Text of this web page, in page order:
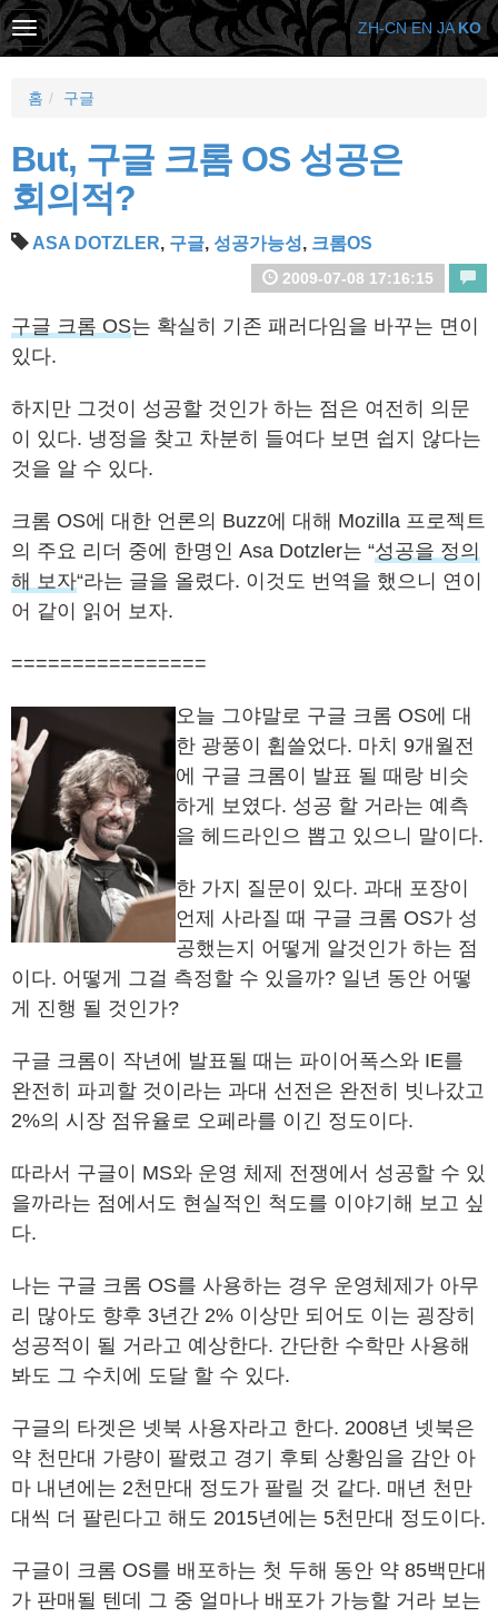
홈 구글
But, 구글 크롬 OS 성공은
회의적?
ASA DOTZLER, 구글, 성공가능성, 크롬OS
2009-07-08 17:16:15
구글 크롬 OS는 확실히 기존 패러다임을 바꾸는 면이
있다.
하지만 그것이 성공할 것인가 하는 점은 여전히 의문
이 있다. 냉정을 찾고 차분히 들여다 보면 쉽지 않다는
것을 알 수 있다.
크롬 OS에 대한 언론의 Buzz에 대해 Mozilla 프로젝트
의 주요 리더 중에 한명인 Asa Dotzler는 “성공을 정의
해 보자“라는 글을 올렸다. 이것도 번역을 했으니 연이
어 같이 읽어 보자.
================
오늘 그야말로 구글 크롬 OS에 대
한 광풍이 휩쓸었다. 마치 9개월전
에 구글 크롬이 발표 될 때랑 비슷
하게 보였다. 성공 할 거라는 예측
을 헤드라인으 뽑고 있으니 말이다.
한 가지 질문이 있다. 과대 포장이
언제 사라질 때 구글 크롬 OS가 성
공했는지 어떻게 알것인가 하는 점
이다. 어떻게 그걸 측정할 수 있을까? 일년 동안 어떻
게 진행 될 것인가?
구글 크롬이 작년에 발표될 때는 파이어폭스와 IE를
완전히 파괴할 것이라는 과대 선전은 완전히 빗나갔고
2%의 시장 점유율로 오페라를 이긴 정도이다.
따라서 구글이 MS와 운영 체제 전쟁에서 성공할 수 있
을까라는 점에서도 현실적인 척도를 이야기해 보고 싶
다.
나는 구글 크롬 OS를 사용하는 경우 운영체제가 아무
리 많아도 향후 3년간 2% 이상만 되어도 이는 굉장히
성공적이 될 거라고 예상한다. 간단한 수학만 사용해
봐도 그 수치에 도달 할 수 있다.
구글의 타겟은 넷북 사용자라고 한다. 2008년 넷북은
약 천만대 가량이 팔렸고 경기 후퇴 상황임을 감안 아
마 내년에는 2천만대 정도가 팔릴 것 같다. 매년 천만
대씩 더 팔린다고 해도 2015년에는 5천만대 정도이다.
구글이 크롬 OS를 배포하는 첫 두해 동안 약 85백만대
가 판매될 텐데 그 중 얼마나 배포가 가능할 거라 보는
ZH-CN EN JA KO